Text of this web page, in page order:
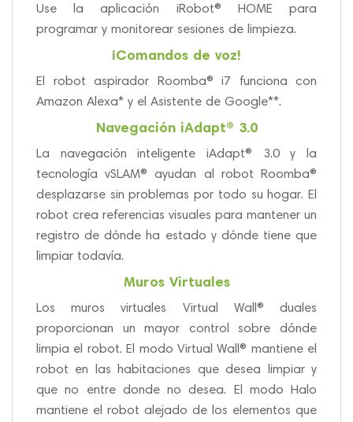
Use la aplicación iRobot® HOME para
programar y monitorear sesiones de limpieza.
¡Comandos de voz!
El robot aspirador Roomba® i7 funciona con
Amazon Alexa* y el Asistente de Google**.
Navegación iAdapt® 3.0
La navegación inteligente iAdapt® 3.0 y la
tecnología vSLAM® ayudan al robot Roomba®
desplazarse sin problemas por todo su hogar. El
robot crea referencias visuales para mantener un
registro de dónde ha estado y dónde tiene que
limpiar todavía.
Muros Virtuales
Los muros virtuales Virtual Wall® duales
proporcionan un mayor control sobre dónde
limpia el robot. El modo Virtual Wall® mantiene el
robot en las habitaciones que desea limpiar y
que no entre donde no desea. El modo Halo
mantiene el robot alejado de los elementos que